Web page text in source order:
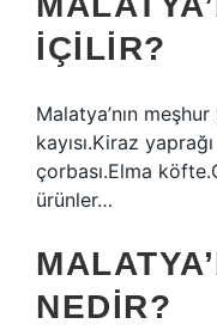
IÇILIR?
Malatya’nın
kayısı.Kiraz
çorbası.Elma
ürünler…
NEDIR?